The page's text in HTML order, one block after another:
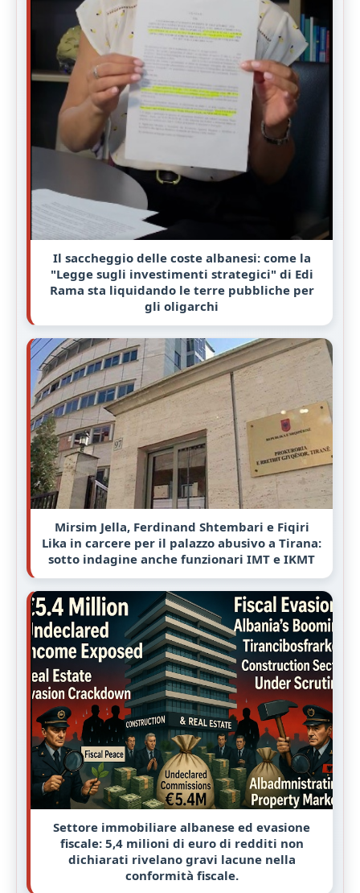
Il saccheggio delle coste albanesi: come la
"Legge sugli investimenti strategici" di Edi
Rama sta liquidando le terre pubbliche per
gli oligarchi
Mirsim Jella, Ferdinand Shtembari e Fiqiri
Lika in carcere per il palazzo abusivo a Tirana:
sotto indagine anche funzionari IMT e IKMT
Settore immobiliare albanese ed evasione
fiscale: 5,4 milioni di euro di redditi non
dichiarati rivelano gravi lacune nella
conformità fiscale.